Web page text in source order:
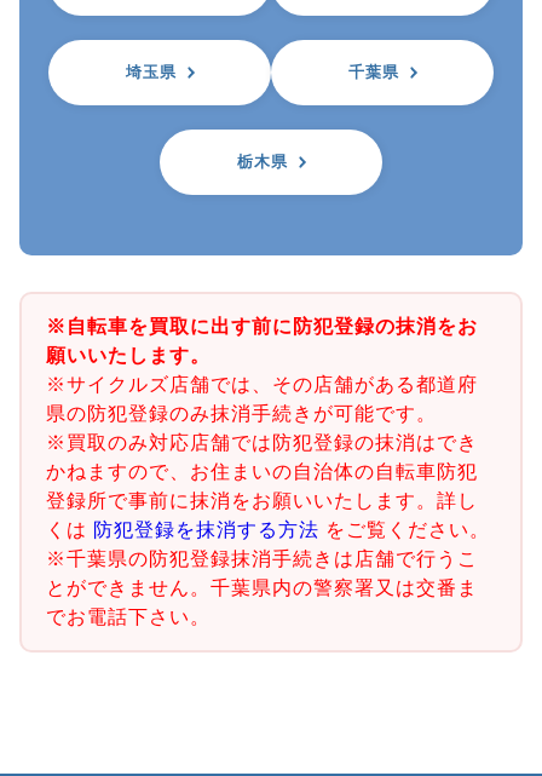
埼玉県 千葉県
栃木県
※自転車を買取に出す前に防犯登録の抹消をお
願いいたします。
※サイクルズ店舗では、その店舗がある都道府
県の防犯登録のみ抹消手続きが可能です。
※買取のみ対応店舗では防犯登録の抹消はでき
かねますので、お住まいの自治体の自転車防犯
登録所で事前に抹消をお願いいたします。詳し
くは 防犯登録を抹消する方法 をご覧ください。
※千葉県の防犯登録抹消手続きは店舗で行うこ
とができません。千葉県内の警察署又は交番ま
でお電話下さい。